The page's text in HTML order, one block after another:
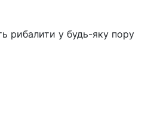
рибалити у будь-яку пору